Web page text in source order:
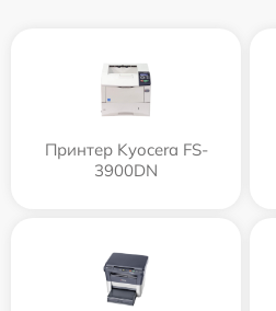
Принтер Kyocera FS-
3900DN